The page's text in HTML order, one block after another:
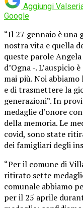
Aggiungi
Google
“Il 27 gennaio è una
nostra vita e quella
queste parole
d’Ogna -. L’auspicio
mai più. Noi
e di trasmettere la
generazioni”. In
medaglie d’onore
della memoria. Le
covid, sono state
dei famigliari degli
“Per il comune di
ritirato sette
comunale abbiamo
per il 25 aprile